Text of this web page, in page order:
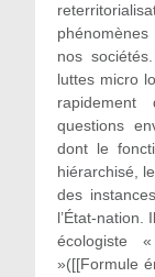
nos
luttes micro
questions
dont le
hiérarchisé,
des
l’État-nation.
écologiste
»([[Formule